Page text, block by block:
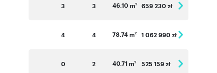
3 3 46,10 m2 659 230 zł
4 4 78,74 m2 1 062 990 zł
0 2 40,71 m2 525 159 zł